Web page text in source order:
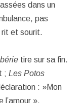
dans un
pas
rit et sourit.
tire sur sa fin.
; Les Potos
: »Mon
l’amour ».